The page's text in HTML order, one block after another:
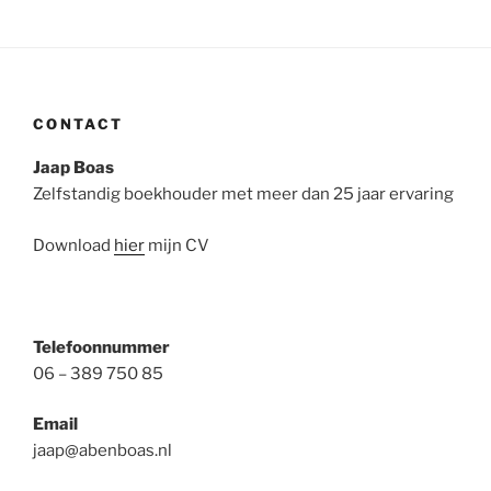
CONTACT
Jaap Boas
Zelfstandig boekhouder met meer dan 25 jaar ervaring
Download hier mijn CV
Telefoonnummer
06 – 389 750 85
Email
jaap@abenboas.nl